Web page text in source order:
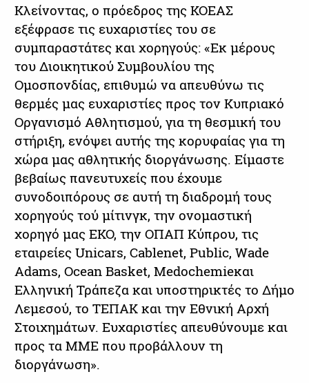
Κλείνοντας, ο πρόεδρος της ΚΟΕΑΣ
εξέφρασε τις ευχαριστίες του σε
συμπαραστάτες και χορηγούς: «Εκ μέρους
του Διοικητικού Συμβουλίου της
Ομοσπονδίας, επιθυμώ να απευθύνω τις
θερμές μας ευχαριστίες προς τον Κυπριακό
Οργανισμό Αθλητισμού, για τη θεσμική του
στήριξη, ενόψει αυτής της κορυφαίας για τη
χώρα μας αθλητικής διοργάνωσης. Είμαστε
βεβαίως πανευτυχείς που έχουμε
συνοδοιπόρους σε αυτή τη διαδρομή τους
χορηγούς τού μίτινγκ, την ονομαστική
χορηγό μας ΕΚΟ, την ΟΠΑΠ Κύπρου, τις
εταιρείες Unicars, Cablenet, Public, Wade
Adams, Ocean Basket, Medochemieκαι
Ελληνική Τράπεζα και υποστηρικτές το Δήμο
Λεμεσού, το ΤΕΠΑΚ και την Εθνική Αρχή
Στοιχημάτων. Ευχαριστίες απευθύνουμε και
προς τα ΜΜΕ που προβάλλουν τη
διοργάνωση».